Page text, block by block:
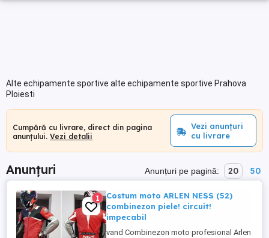
Alte echipamente sportive alte echipamente sportive Prahova
Ploiesti
Cumpără cu livrare, direct din pagina
anunțului. Vezi detalii
Vezi anunțuri
cu livrare
Anunțuri Anunțuri pe pagină: 20 50
1
Costum moto ARLEN NESS (52)
combinezon piele! circuit!
impecabil
vand Combinezon moto profesional Arlen